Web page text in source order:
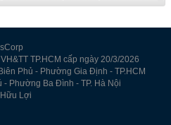
TP.HCM cấp ngày 20/3/2026
Phủ - Phường Gia Định - TP.HCM
- Phường Ba Đình - TP. Hà Nội
Lợi